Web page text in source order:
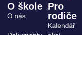
O škole
O nás
Dokumenty
Pro
rodiče
Kalendář
akcí